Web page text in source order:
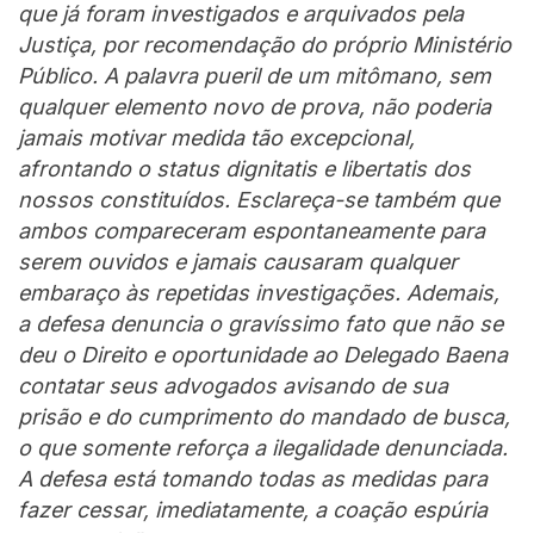
que já foram investigados e arquivados pela
Justiça, por recomendação do próprio Ministério
Público. A palavra pueril de um mitômano, sem
qualquer elemento novo de prova, não poderia
jamais motivar medida tão excepcional,
afrontando o status dignitatis e libertatis dos
nossos constituídos. Esclareça-se também que
ambos compareceram espontaneamente para
serem ouvidos e jamais causaram qualquer
embaraço às repetidas investigações. Ademais,
a defesa denuncia o gravíssimo fato que não se
deu o Direito e oportunidade ao Delegado Baena
contatar seus advogados avisando de sua
prisão e do cumprimento do mandado de busca,
o que somente reforça a ilegalidade denunciada.
A defesa está tomando todas as medidas para
fazer cessar, imediatamente, a coação espúria